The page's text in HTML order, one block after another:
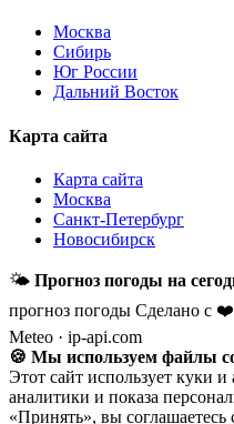
Москва
Сибирь
Юг России
Дальний Восток
Карта сайта
Карта сайта
Москва
Санкт-Петербург
Новосибирск
🌤 Прогноз погоды на
прогноз погоды Сделано с ❤️
Meteo · ip-api.com
🍪 Мы используем файлы
Этот сайт использует куки
аналитики и показа
«Принять», вы